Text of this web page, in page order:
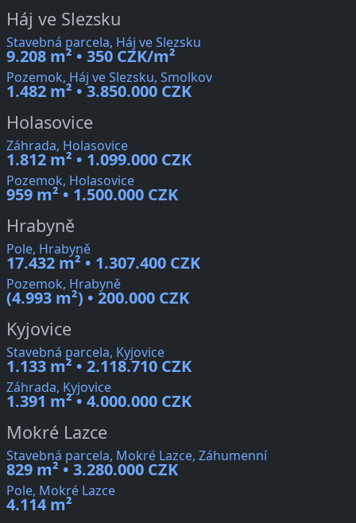
Háj ve Slezsku
Stavebná parcela, Háj ve Slezsku
9.208 m² • 350 CZK/m²
Pozemok, Háj ve Slezsku, Smolkov
1.482 m² • 3.850.000 CZK
Holasovice
Záhrada, Holasovice
1.812 m² • 1.099.000 CZK
Pozemok, Holasovice
959 m² • 1.500.000 CZK
Hrabyně
Pole, Hrabyně
17.432 m² • 1.307.400 CZK
Pozemok, Hrabyně
(4.993 m²) • 200.000 CZK
Kyjovice
Stavebná parcela, Kyjovice
1.133 m² • 2.118.710 CZK
Záhrada, Kyjovice
1.391 m² • 4.000.000 CZK
Mokré Lazce
Stavebná parcela, Mokré Lazce, Záhumenní
829 m² • 3.280.000 CZK
Pole, Mokré Lazce
4.114 m²